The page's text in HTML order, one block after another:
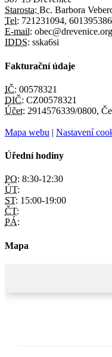
Starosta: Bc. Barbora
Tel: 721231094, 601395386
E-mail: obec@drevenice.org
IDDS: sska6si
Fakturační údaje
IČ: 00578321
DIČ: CZ00578321
Účet: 2914576339/0800,
Mapa webu | Nastavení
Úřední hodiny
PO: 8:30-12:30
ÚT:
ST: 15:00-19:00
ČT:
PÁ:
Mapa